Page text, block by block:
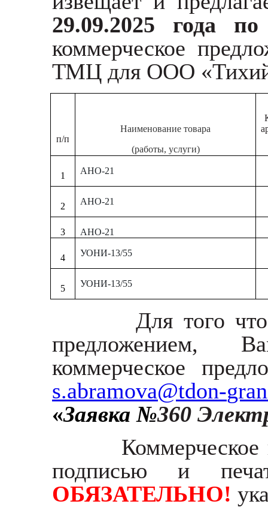
29.09.2025 года
коммерческое
ТМЦ для ООО
п/п
Наименование товара
(работы, услуги)
1 АНО-21
2 АНО-21
3 АНО-21
4 УОНИ-13/55
5 УОНИ-13/55
Для того
предложением,
коммерческое
s.abramova@tdon-
«Заявка №360
Коммерческое
подписью и
ОБЯЗАТЕЛЬНО!